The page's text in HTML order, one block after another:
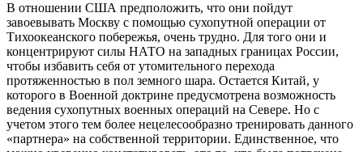
В отношении США предположить, что они пойдут
завоевывать Москву с помощью сухопутной операции от
Тихоокеанского побережья, очень трудно. Для того они и
концентрируют силы НАТО на западных границах России,
чтобы избавить себя от утомительного перехода
протяженностью в пол земного шара. Остается Китай, у
которого в Военной доктрине предусмотрена возможность
ведения сухопутных военных операций на Севере. Но с
учетом этого тем более нецелесообразно тренировать данного
«партнера» на собственной территории. Единственное, что